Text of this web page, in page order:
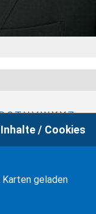
STUVWXYZ
/ Cookies
geladen